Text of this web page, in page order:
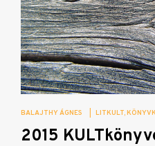
BALAJTHY ÁGNES LITKULT
2015